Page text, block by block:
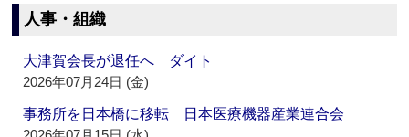
人事・組織
大津賀会長が退任へ ダイト
2026年07月24日 (金)
事務所を日本橋に移転 日本医療機器産業連合会